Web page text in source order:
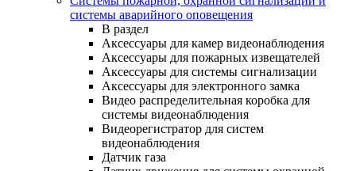
системы аварийного оповещения
В раздел
Аксессуары для камер видеонаблюдения
Аксессуары для пожарных извещателей
Аксессуары для системы сигнализации
Аксессуары для электронного замка
Видео распределительная коробка для
системы видеонаблюдения
Видеорегистратор для систем
видеонаблюдения
Датчик газа